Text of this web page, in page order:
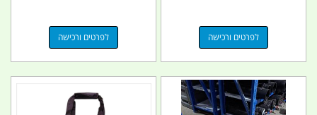
לפרטים ורכישה לפרטים ורכישה